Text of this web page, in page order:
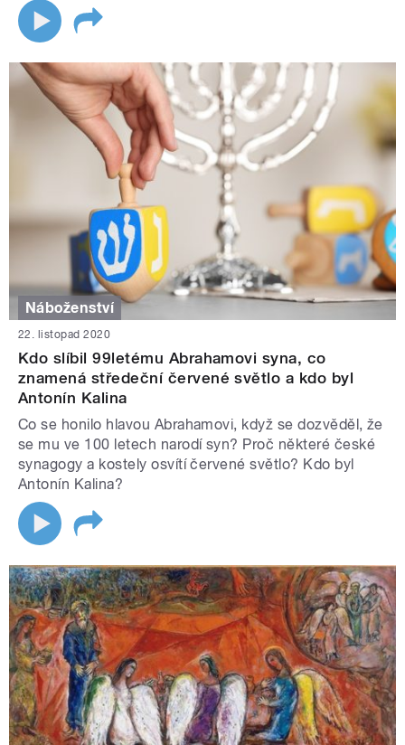
Náboženství
22. listopad 2020
Kdo slíbil 99letému Abrahamovi syna, co
znamená středeční červené světlo a kdo byl
Antonín Kalina
Co se honilo hlavou Abrahamovi, když se dozvěděl, že
se mu ve 100 letech narodí syn? Proč některé české
synagogy a kostely osvítí červené světlo? Kdo byl
Antonín Kalina?